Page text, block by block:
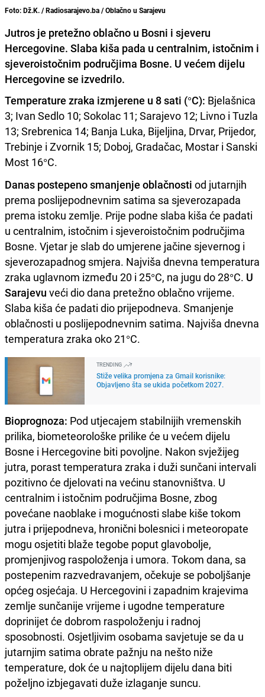
Foto: Dž.K. / Radiosarajevo.ba / Oblačno u Sarajevu
Jutros je pretežno oblačno u Bosni i sjeveru
Hercegovine. Slaba kiša pada u centralnim, istočnim i
sjeveroistočnim područjima Bosne. U većem dijelu
Hercegovine se izvedrilo.
Temperature zraka izmjerene u 8 sati (°C): Bjelašnica
3; Ivan Sedlo 10; Sokolac 11; Sarajevo 12; Livno i Tuzla
13; Srebrenica 14; Banja Luka, Bijeljina, Drvar, Prijedor,
Trebinje i Zvornik 15; Doboj, Gradačac, Mostar i Sanski
Most 16°C.
Danas postepeno smanjenje oblačnosti od jutarnjih
prema poslijepodnevnim satima sa sjeverozapada
prema istoku zemlje. Prije podne slaba kiša će padati
u centralnim, istočnim i sjeveroistočnim područjima
Bosne. Vjetar je slab do umjerene jačine sjevernog i
sjeverozapadnog smjera. Najviša dnevna temperatura
zraka uglavnom između 20 i 25°C, na jugu do 28°C. U
Sarajevu veći dio dana pretežno oblačno vrijeme.
Slaba kiša će padati dio prijepodneva. Smanjenje
oblačnosti u poslijepodnevnim satima. Najviša dnevna
temperatura zraka oko 21°C.
TRENDING
Stiže velika promjena za Gmail korisnike:
Objavljeno šta se ukida početkom 2027.
Bioprognoza: Pod utjecajem stabilnijih vremenskih
prilika, biometeorološke prilike će u većem dijelu
Bosne i Hercegovine biti povoljne. Nakon svježijeg
jutra, porast temperatura zraka i duži sunčani intervali
pozitivno će djelovati na većinu stanovništva. U
centralnim i istočnim područjima Bosne, zbog
povećane naoblake i mogućnosti slabe kiše tokom
jutra i prijepodneva, hronični bolesnici i meteoropate
mogu osjetiti blaže tegobe poput glavobolje,
promjenjivog raspoloženja i umora. Tokom dana, sa
postepenim razvedravanjem, očekuje se poboljšanje
općeg osjećaja. U Hercegovini i zapadnim krajevima
zemlje sunčanije vrijeme i ugodne temperature
doprinijet će dobrom raspoloženju i radnoj
sposobnosti. Osjetljivim osobama savjetuje se da u
jutarnjim satima obrate pažnju na nešto niže
temperature, dok će u najtoplijem dijelu dana biti
poželjno izbjegavati duže izlaganje suncu.